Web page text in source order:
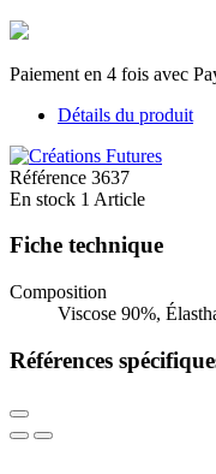
Paiement en 4 fois avec
Détails du produit
Référence 3637
En stock 1 Article
Fiche technique
Composition
Viscose 90%,
Références